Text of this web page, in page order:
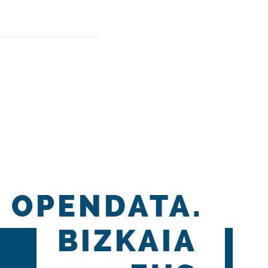
OPENDATA.
BIZKAIA